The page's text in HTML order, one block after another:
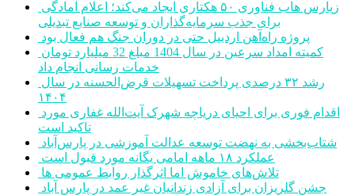
برای جذب سرمایه‌گذاران و توسعه صنایع تبدیلی
پروژه راه‌آهن اردبیل حتی در دوران جنگ هم فعال بود
خدمات رسانی انجام داد
۱۴۰۴
تاکید است
شتاب‌بخشی به نهضت توسعه عدالت آموزشی در پارس‌آباد
عملکرد ۱۸ ماهه امامی یگانه مورد قبول است
تلاش‌های خاموش اما اثرگذار روابط عمومی ها